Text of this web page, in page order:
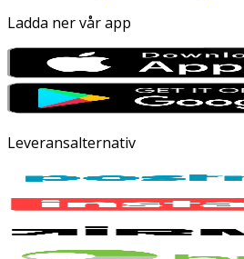
Ladda ner vår app
Leveransalternativ